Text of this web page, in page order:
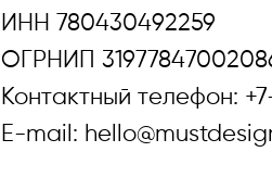
Кейсы
ИНН 780430492259
ОГРНИП
Контактный телефон:
E-mail: